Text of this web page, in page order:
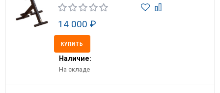
14 000 ₽
КУПИТЬ
Наличие:
На складе